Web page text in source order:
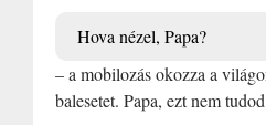
Hova nézel, Papa?
– a mobilozás okozza a
balesetet. Papa, ezt nem